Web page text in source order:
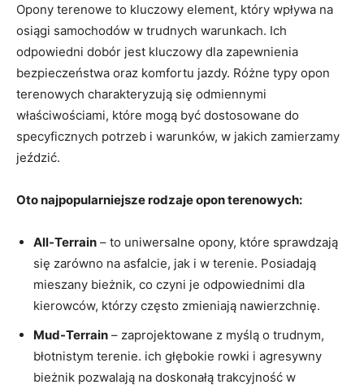
Opony terenowe to kluczowy element, który‍ wpływa na
osiągi samochodów w trudnych ⁣warunkach. Ich
odpowiedni dobór jest kluczowy dla zapewnienia
⁣bezpieczeństwa oraz ⁢komfortu ⁢jazdy.​ Różne ⁤typy opon
terenowych charakteryzują się odmiennymi
właściwościami, które mogą być dostosowane⁢ do ​
specyficznych potrzeb i warunków, w ‍jakich⁢ zamierzamy
jeździć.
Oto ⁣najpopularniejsze ⁣rodzaje opon terenowych:
All-Terrain – to uniwersalne opony, które‌ sprawdzają
się zarówno na ‌asfalcie,⁤ jak i w terenie. Posiadają
mieszany bieżnik, co czyni je‍ odpowiednimi dla
⁢kierowców, którzy często zmieniają nawierzchnię.
Mud-Terrain – zaprojektowane z​ myślą ​o trudnym,
błotnistym terenie. ich głębokie rowki‍ i agresywny
bieżnik pozwalają na doskonałą trakcyjność w